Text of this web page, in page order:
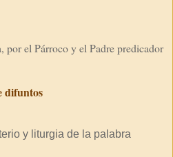
por el Párroco y el Padre predicador
difuntos
y liturgia de la palabra